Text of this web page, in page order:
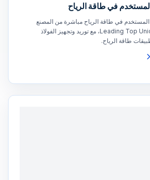
نقدم الفولاذ S355 المستخدم في طاقة الرياح مباشرة من المصنع
وبأسعار تبدأ من Leading Top Union، مع توريد وتجهيز الفولاذ